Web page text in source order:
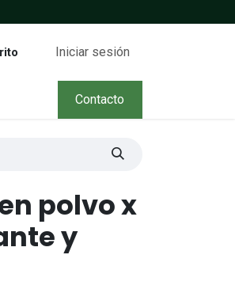
Iniciar sesión
Contacto
polvo x
y